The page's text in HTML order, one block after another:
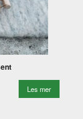
Les mer